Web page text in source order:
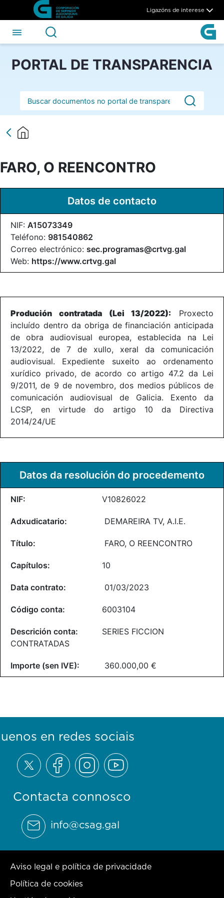
Skip to Main Content
FARO, O REENCONTRO -
Ligazóns de interese
PORTAL DE TRANSPARENCIA
Barra de busca
FARO, O REENCONTRO
Datos de contacto
NIF: A15073349
Teléfono: 981540862
Correo electrónico: sec.programas@crtvg.gal
Web: https://www.crtvg.gal
Produción contratada (Lei 13/2022): Proxecto
incluído dentro da obriga de financiación anticipada
de obra audiovisual europea, establecida na Lei
13/2022, de 7 de xullo, xeral da comunicación
audiovisual. Expediente suxeito ao ordenamento
xurídico privado, de acordo co artigo 47.2 da Lei
9/2011, de 9 de novembro, dos medios públicos de
comunicación audiovisual de Galicia. Exento da
LCSP, en virtude do artigo 10 da Directiva
2014/24/UE
Datos da resolución do procedemento
V10826022
DEMAREIRA TV, A.I.E.
FARO, O REENCONTRO
10
01/03/2023
6003104
SERIES FICCION
CONTRATADAS
360.000,00 €
Contacta connosco
info@csag.gal
en redes sociais
Aviso legal e política de privacidade
Política de cookies